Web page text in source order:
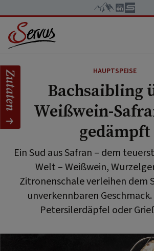
HAUPTSPEISE
Bachsaibling
Weißwein-
gedämpft
Ein Sud aus Safran – dem
Welt – Weißwein,
Zitronenschale verleihen dem
unverkennbaren Geschmack.
Petersilerdäpfel oder
Zutaten